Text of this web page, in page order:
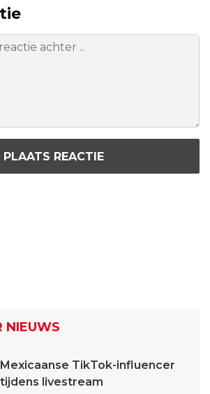
PLAATS REACTIE
NIEUWS
Mexicaanse TikTok-influencer
tijdens livestream